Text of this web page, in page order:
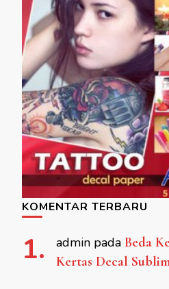
KOMENTAR TERBARU
admin pada Beda
Kertas Decal